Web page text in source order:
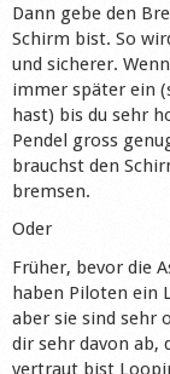
Dann gebe den
Schirm bist. So
und sicherer.
immer später ein
hast) bis du sehr
Pendel gross
brauchst den
bremsen.
Oder
Früher, bevor die
haben Piloten ein
aber sie sind sehr
dir sehr davon ab,
vertraut bist